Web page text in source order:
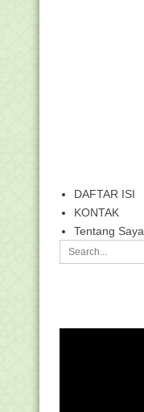
DAFTAR ISI
KONTAK
Tentang Saya